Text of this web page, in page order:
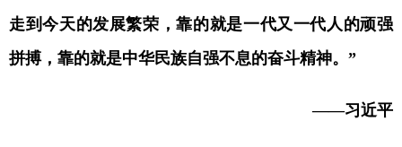
走到今天的发展繁荣，靠的就是一代又一代人的顽强
拼搏，靠的就是中华民族自强不息的奋斗精神。”
——习近平